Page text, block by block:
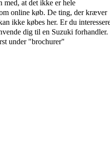
med, at det ikke er hele
online køb. De ting, der kræver
ikke købes her. Er du
dig til en Suzuki
under "brochurer"